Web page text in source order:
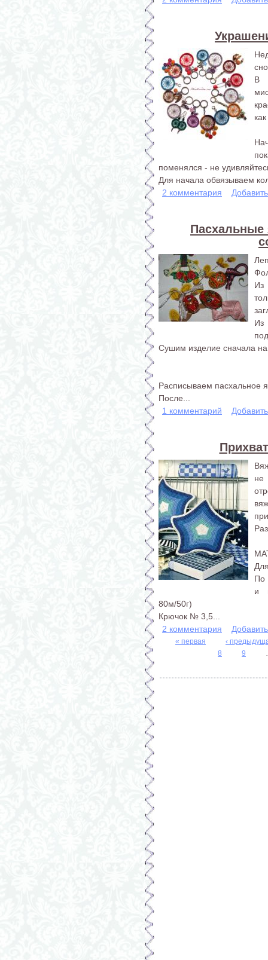
В
поменялся - не
Для начала обвязываем
2 комментария
Пасхальные
Из
Из
Сушим изделие сначала
Расписываем пасхальное
После...
1 комментарий
не
По
и
80м/50г)
Крючок № 3,5...
2 комментария
« первая
‹
8
9